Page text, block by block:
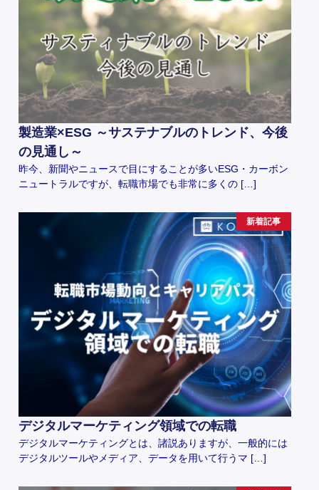
製造業×ESG ～サステナブルのトレンド、今後
の見通し～
昨今、新聞やニュースで目にすることが多いESG・カーボン
ニュートラルですが、転職市場でも非常に多くの […]
新着記事
デジタルマーケティング領域での転職
デジタルマーケティングとは、諸説ありますが、一般的には
デジタルツールやメディア、データを用いて行うマ […]